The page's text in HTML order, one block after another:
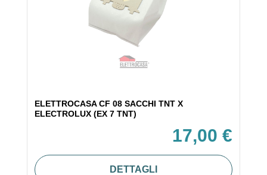
ELETTROCASA CF 08 SACCHI TNT X
ELECTROLUX (EX 7 TNT)
17,00 €
DETTAGLI